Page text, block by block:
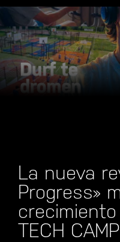
La nueva
Progress»
crecimiento
TECH